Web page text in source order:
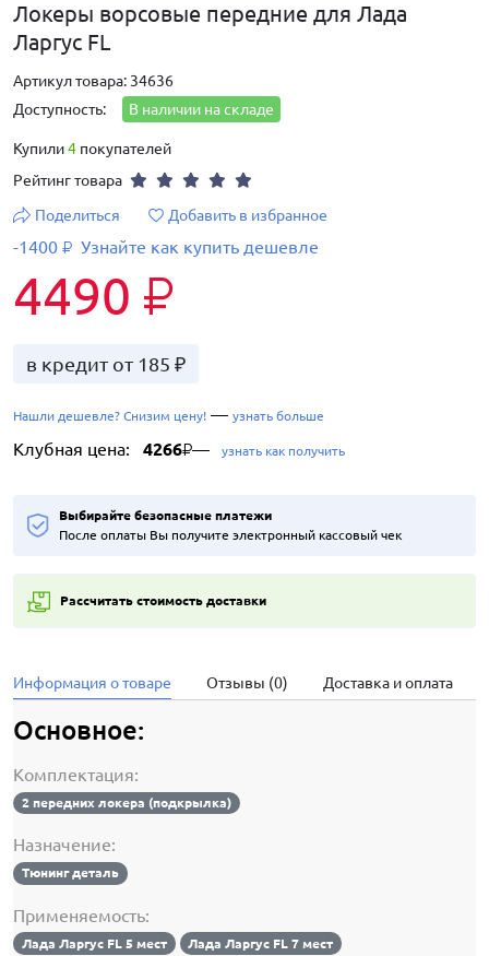
Локеры ворсовые передние для Лада
Ларгус FL
Артикул товара: 34636
Доступность:
В наличии на складе
Купили4 покупателей
Рейтинг товара
Поделиться
Добавить в избранное
-1400 ₽ Узнайте как купить дешевле
4490 ₽
в кредит от 185 ₽
Нашли дешевле? Снизим цену! — узнать больше
Клубная цена: 4266₽— узнать как получить
Выбирайте безопасные платежи
После оплаты Вы получите электронный кассовый чек
Рассчитать стоимость доставки
Информация о товаре Отзывы (0) Доставка и оплата
Основное:
Комплектация:
2 передних локера (подкрылка)
Назначение:
Тюнинг деталь
Применяемость:
Лада Ларгус FL 5 мест
Лада Ларгус FL 7 мест